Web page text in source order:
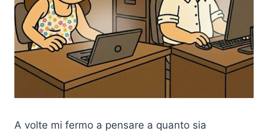
A volte mi fermo a pensare a quanto sia